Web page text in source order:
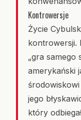
Kontrowersje
Życie
kontrowersji.
„gra samego
amerykański
jego
który